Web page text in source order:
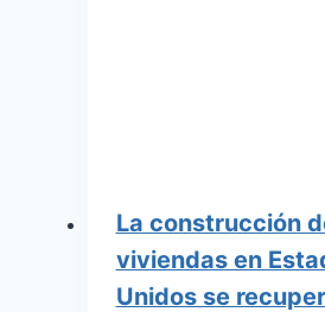
La construcción
viviendas en
Unidos se